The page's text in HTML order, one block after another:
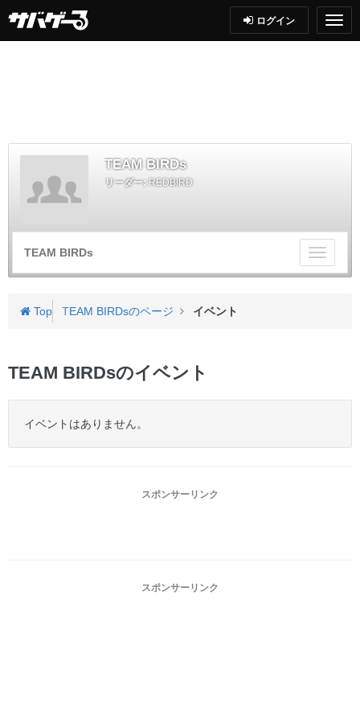
ログイン
TEAM BIRDs
リーダー: REDBIRD
チ
ー
TEAM BIRDs
Top TEAM BIRDsのページ イベント
TEAM BIRDsのイベント
イベントはありません。
スポンサーリンク
スポンサーリンク